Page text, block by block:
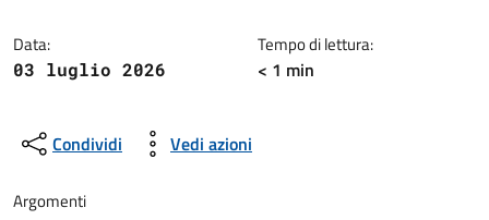
Data:
03 luglio 2026
Tempo di lettura:
< 1 min
Condividi Vedi azioni
Argomenti